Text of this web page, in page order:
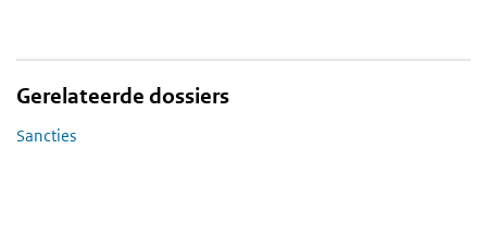
Gerelateerde dossiers
Sancties